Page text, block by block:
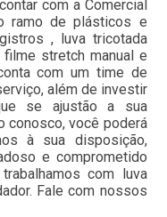
com a Comercial
ramo de plásticos e
, luva tricotada
filme stretch manual e
com um time de
além de investir
se ajustão a sua
conosco, você poderá
à sua disposição,
e comprometido
com luva
Fale com nossos